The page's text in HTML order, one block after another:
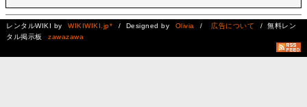
レンタルWIKI by WIKIWIKI.jp* / Designed by Olivia / 広告について
/ 無料レン
タル掲示板
zawazawa